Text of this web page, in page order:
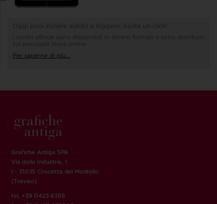
Oggi puoi iniziare subito a leggere: basta un click!
I nostri eBook sono disponibili in diversi formati e sono distribuiti
sui principali store online
Per saperne di più...
Grafiche Antiga SPA
Via delle Industrie, 1
I - 31035 Crocetta del Montello
(Treviso)
tel. +39 0423 6388